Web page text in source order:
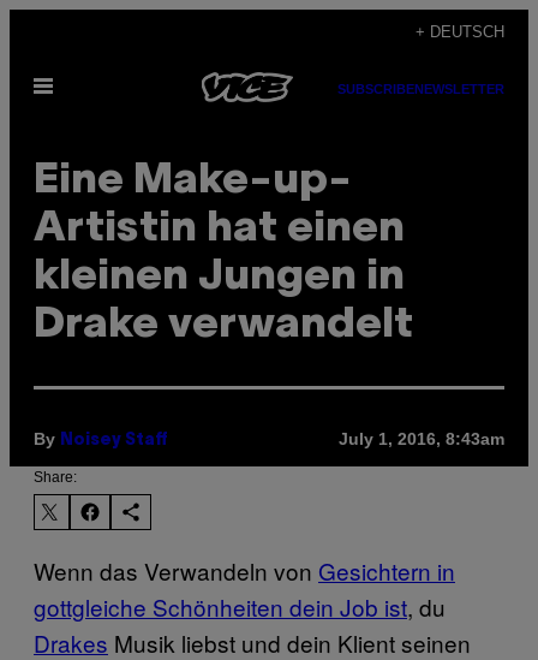
content
+ DEUTSCH
Open
SUBSCRIBENEWSLETTER
Eine Make-up-
Artistin hat einen
kleinen Jungen in
Drake verwandelt
By Noisey Staff July 1, 2016, 8:43am
Share:
Wenn das Verwandeln von Gesichtern in
gottgleiche Schönheiten dein Job ist, du
Drakes Musik liebst und dein Klient seinen